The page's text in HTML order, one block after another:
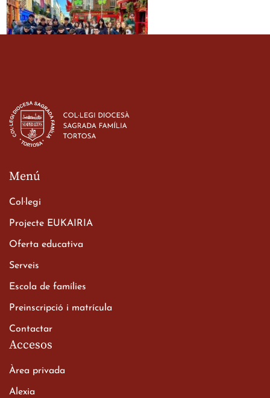
d’ESO-BSD a Irlanda
23 de març de 2026
Xerrada del Sr. Bisbe als
Batxillerat
Menú
Col·legi
Projecte EUKAIRIA
Oferta educativa
Serveis
Escola de famílies
Preinscripció i matrícula
Contactar
Accesos
Àrea privada
Alexia